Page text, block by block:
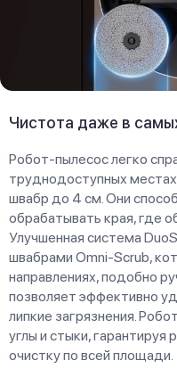
Чистота даже в
Робот-пылесос легко
труднодоступных
швабр до 4 см. Они
обрабатывать края, где
Улучшенная система
швабрами Omni-Scrub,
направлениях, подобно
позволяет эффективно
липкие загрязнения.
углы и стыки,
очистку по всей площади.